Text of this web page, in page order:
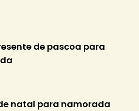
de pascoa para
natal para namorada